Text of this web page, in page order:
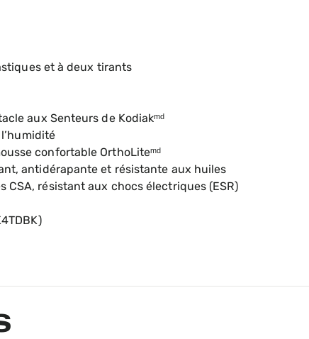
au grandet à deux tirants
aux Senteurs de Kodiakᵐᵈ
confortable OrthoLiteᵐᵈ
antidérapante et résistante aux huiles
CSA, résistant aux chocs électriques (ESR)